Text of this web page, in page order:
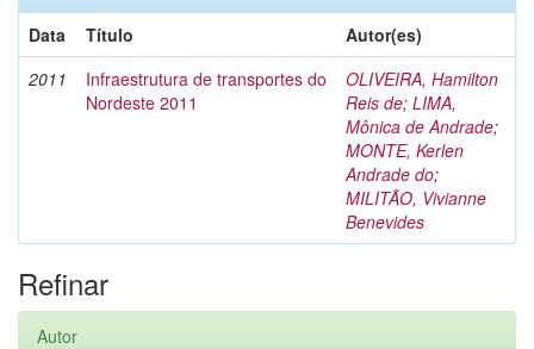
Data
Título
Autor(es)
2011
Infraestrutura de transportes do
Nordeste 2011
OLIVEIRA, Hamilton
Reis de; LIMA,
Mônica de Andrade;
MONTE, Kerlen
Andrade do;
MILITÃO, Vivianne
Benevides
Refinar
Autor